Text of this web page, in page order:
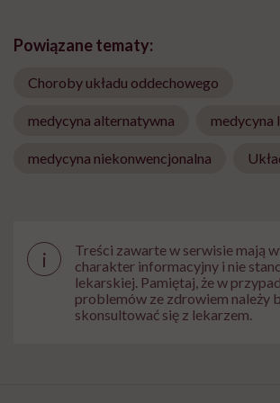
Powiązane tematy:
Choroby układu oddechowego
medycyna alternatywna medycyna
medycyna niekonwencjonalna
i
Treści zawarte w serwisie mają
charakter informacyjny i nie
lekarskiej. Pamiętaj, że w
problemów ze zdrowiem należy
skonsultować się z lekarzem.